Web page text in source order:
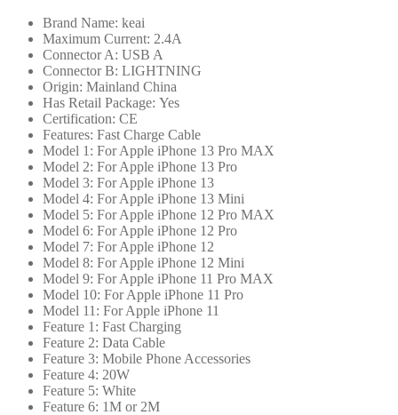
USB
Brand Name: keai
Maximum Current: 2.4A
Connector A: USB A
Connector B: LIGHTNING
Origin: Mainland China
Has Retail Package: Yes
Certification: CE
Features: Fast Charge Cable
Model 1: For Apple iPhone 13 Pro MAX
Model 2: For Apple iPhone 13 Pro
Model 3: For Apple iPhone 13
Model 4: For Apple iPhone 13 Mini
Model 5: For Apple iPhone 12 Pro MAX
Model 6: For Apple iPhone 12 Pro
Model 7: For Apple iPhone 12
Model 8: For Apple iPhone 12 Mini
Model 9: For Apple iPhone 11 Pro MAX
Model 10: For Apple iPhone 11 Pro
Model 11: For Apple iPhone 11
Feature 1: Fast Charging
Feature 2: Data Cable
Feature 3: Mobile Phone Accessories
Feature 4: 20W
Feature 5: White
Feature 6: 1M or 2M